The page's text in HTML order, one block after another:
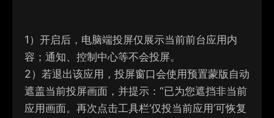
1） 开启后，电脑端投屏仅展示当前前台应用内
容；通知、控制中心等不会投屏。
2） 若退出该应用，投屏窗口会使用预置蒙版自动
遮盖当前投屏画面，并提示：“已为您遮挡非当前
应用画面。再次点击工具栏‘仅投当前应用’可恢复